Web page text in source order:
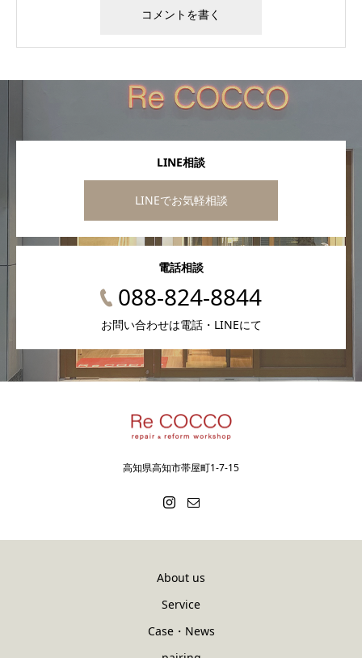
LINE相談
LINEでお気軽相談
電話相談
088-824-8844
お問い合わせは電話・LINEにて
高知県高知市帯屋町1-7-15
About us
Service
Case・News